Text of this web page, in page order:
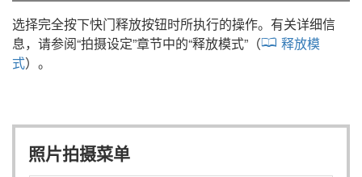
选择完全按下快门释放按钮时所执行的操作。有关详细信
息，请参阅“拍摄设定”章节中的“释放模式”（
释放模
式）。
照片拍摄菜单